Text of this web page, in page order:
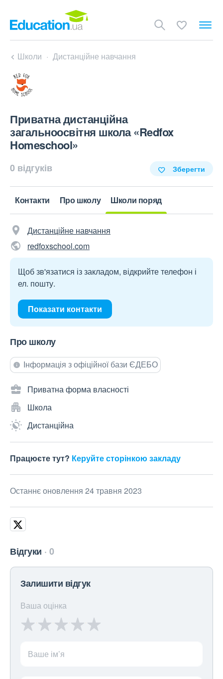
Школи Дистанційне навчання
Приватна дистанційна
загальноосвітня школа «Redfox
Homeschool»
0 відгуків Зберегти
Контакти Про школу Школи поряд
Дистанційне навчання
redfoxschool.com
Щоб зв'язатися із закладом, відкрийте телефон і
ел. пошту.
Показати контакти
Про школу
Інформація з офіційної бази ЄДЕБО
Приватна форма власності
Школа
Дистанційна
Працюєте тут? Керуйте сторінкою закладу
Останнє оновлення 24 травня 2023
Відгуки 0
Залишити відгук
Ваша оцінка
Ваше ім’я